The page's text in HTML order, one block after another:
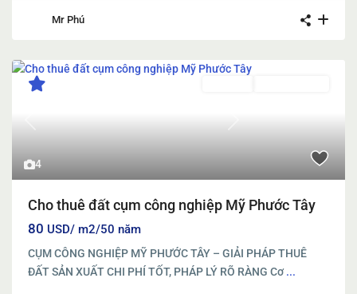
Mr Phú
4
Previous Next
Cho thuê đất cụm công nghiệp Mỹ Phước Tây
80 USD/ m2/50 năm
CỤM CÔNG NGHIỆP MỸ PHƯỚC TÂY – GIẢI PHÁP THUÊ
ĐẤT SẢN XUẤT CHI PHÍ TỐT, PHÁP LÝ RÕ RÀNG Cơ...